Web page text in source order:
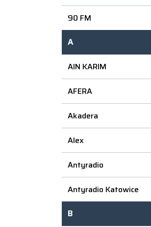
90 FM
A
AIN KARIM
AFERA
Akadera
Alex
Antyradio
Antyradio Katowice
B